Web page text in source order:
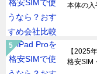
本体の入
【2025
格安SIM